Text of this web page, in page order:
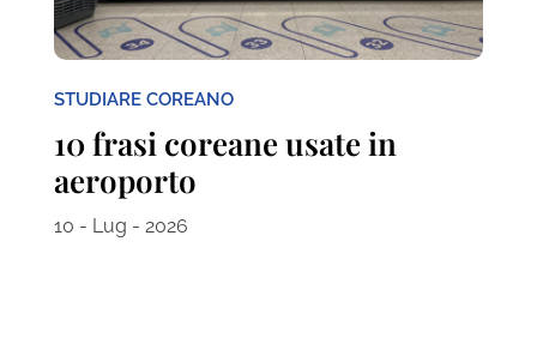
STUDIARE COREANO
10 frasi coreane usate in
aeroporto
10 - Lug - 2026